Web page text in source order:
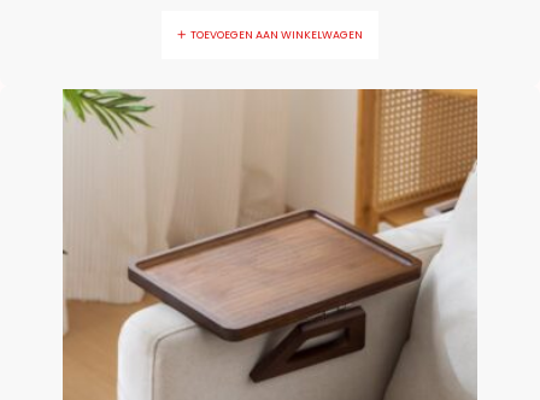
TOEVOEGEN AAN WINKELWAGEN